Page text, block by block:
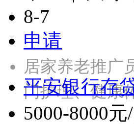
8-7
申请
居家养老推广
门护理、健康
平安银行存
5000-8000元